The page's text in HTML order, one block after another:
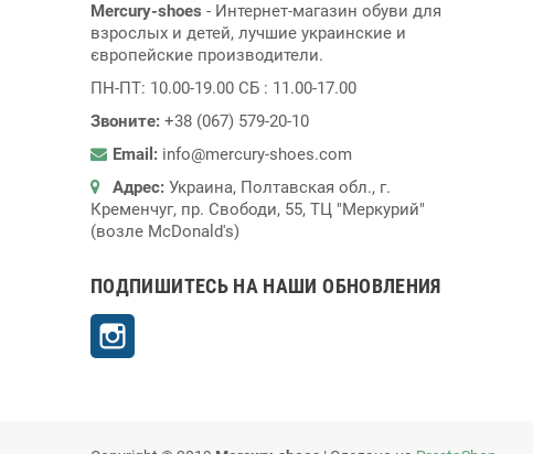
Mercury-shoes - Интернет-магазин обуви для
взрослых и детей, лучшие украинские и
європейские производители.
ПН-ПТ: 10.00-19.00 СБ : 11.00-17.00
Звоните: +38 (067) 579-20-10
Email: info@mercury-shoes.com
Адрес: Украина, Полтавская обл., г.
Кременчуг, пр. Свободи, 55, ТЦ "Меркурий"
(возле McDonald's)
ПОДПИШИТЕСЬ НА НАШИ ОБНОВЛЕНИЯ